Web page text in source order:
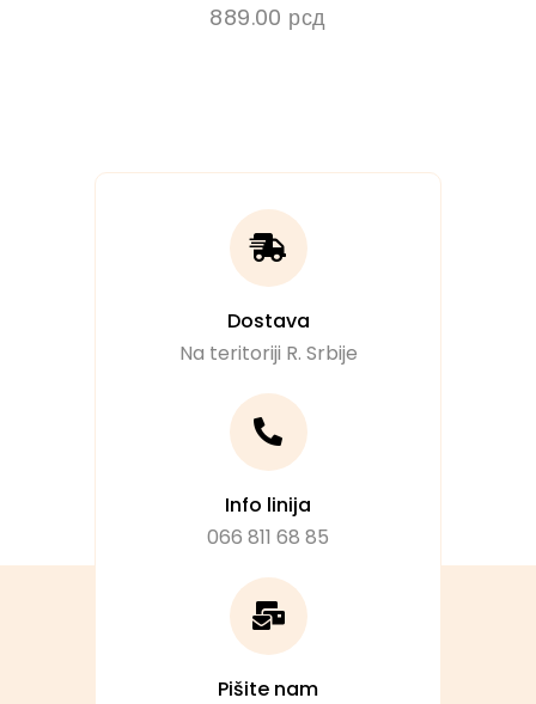
889.00 рсд
Dostava
Na teritoriji R. Srbije
Info linija
066 811 68 85
Pišite nam